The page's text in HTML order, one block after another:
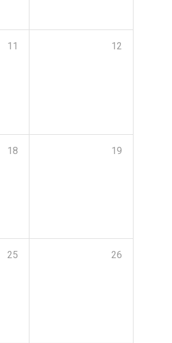
11 12
18 19
25 26